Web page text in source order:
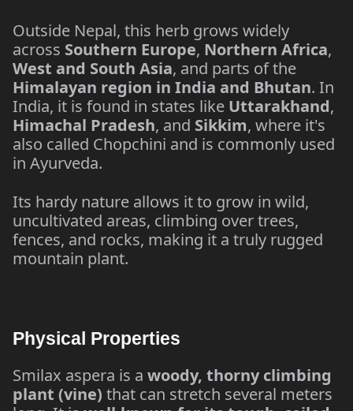
Outside Nepal, this herb grows widely
across Southern Europe, Northern Africa,
West and South Asia, and parts of the
Himalayan region in India and Bhutan. In
India, it is found in states like Uttarakhand,
Himachal Pradesh, and Sikkim, where it's
also called Chopchini and is commonly used
in Ayurveda.
Its hardy nature allows it to grow in wild,
uncultivated areas, climbing over trees,
fences, and rocks, making it a truly rugged
mountain plant.
Physical Properties
Smilax aspera is a woody, thorny climbing
plant (vine) that can stretch several meters